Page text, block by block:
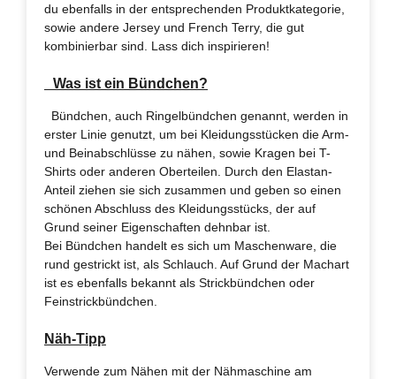
du ebenfalls in der entsprechenden Produktkategorie,
sowie andere Jersey und French Terry, die gut
kombinierbar sind. Lass dich inspirieren!
Was ist ein Bündchen?
Bündchen, auch Ringelbündchen genannt, werden in
erster Linie genutzt, um bei Kleidungsstücken die Arm-
und Beinabschlüsse zu nähen, sowie Kragen bei T-
Shirts oder anderen Oberteilen. Durch den Elastan-
Anteil ziehen sie sich zusammen und geben so einen
schönen Abschluss des Kleidungsstücks, der auf
Grund seiner Eigenschaften dehnbar ist.
Bei Bündchen handelt es sich um Maschenware, die
rund gestrickt ist, als Schlauch. Auf Grund der Machart
ist es ebenfalls bekannt als Strickbündchen oder
Feinstrickbündchen.
Näh-Tipp
Verwende zum Nähen mit der Nähmaschine am